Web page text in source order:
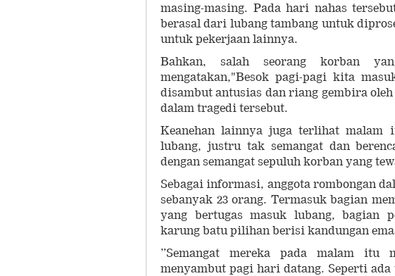
masing-masing. Pada hari nahas
berasal dari lubang tambang untuk
untuk pekerjaan lainnya.
Bahkan, salah seorang korban
mengatakan,"Besok pagi-pagi kita
disambut antusias dan riang gembira
dalam tragedi tersebut.
Keanehan lainnya juga terlihat malam
lubang, justru tak semangat dan
dengan semangat sepuluh korban yang
Sebagai informasi, anggota rombongan
sebanyak 23 orang. Termasuk bagian
yang bertugas masuk lubang, bagian
karung batu pilihan berisi kandungan
”Semangat mereka pada malam itu
menyambut pagi hari datang. Seperti